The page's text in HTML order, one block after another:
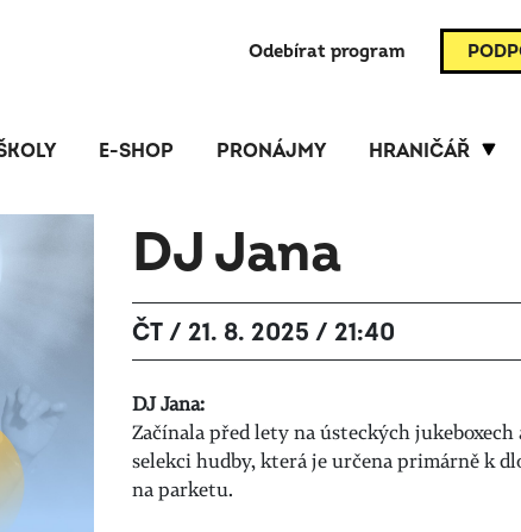
Odebírat program
E-SHOP PRONÁJMY HRANIČÁŘ
DJ Jana
ČT / 21. 8. 2025 / 21:40
DJ Jana:
Začínala před lety na ústeckých jukeboxech
selekci hudby, která je určena primárně k
na parketu.